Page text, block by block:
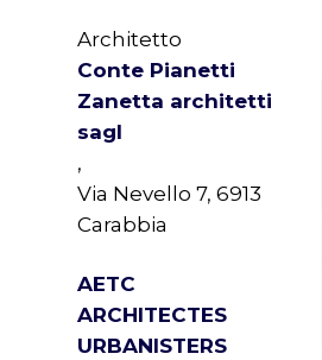
Architetto
Conte Pianetti
Zanetta architetti
sagl
,
Via Nevello 7, 6913
Carabbia
AETC
ARCHITECTES
URBANISTERS